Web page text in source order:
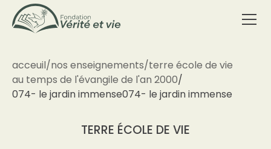
acceuil/nos enseignements/terre école de vie
au temps de l'évangile de l'an 2000/
074- le jardin immense074- le jardin immense
TERRE ÉCOLE DE VIE